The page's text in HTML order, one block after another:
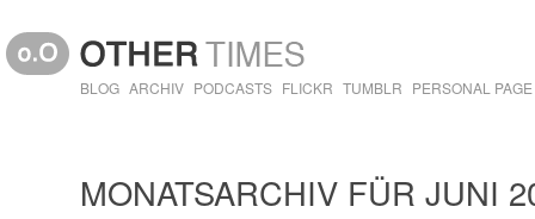
BLOG ARCHIV PODCASTS FLICKR TUMBLR PERSONAL PAGE
MONATSARCHIV FÜR JUNI